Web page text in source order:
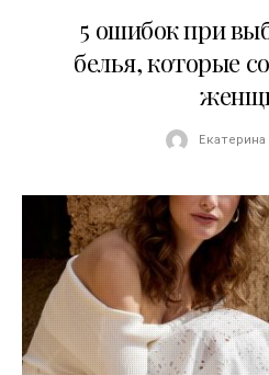
5 ошибок при
белья, которые